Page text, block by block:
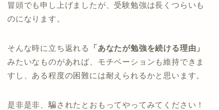
冒頭でも申し上げましたが、受験勉強は長くつらいも
のになります。
そんな時に立ち返れる
「あなたが勉強を続ける理由」
みたいなものがあれば、モチベーションも維持できま
すし、ある程度の困難には耐えられるかと思います。
是非是非、騙されたとおもってやってみてください！